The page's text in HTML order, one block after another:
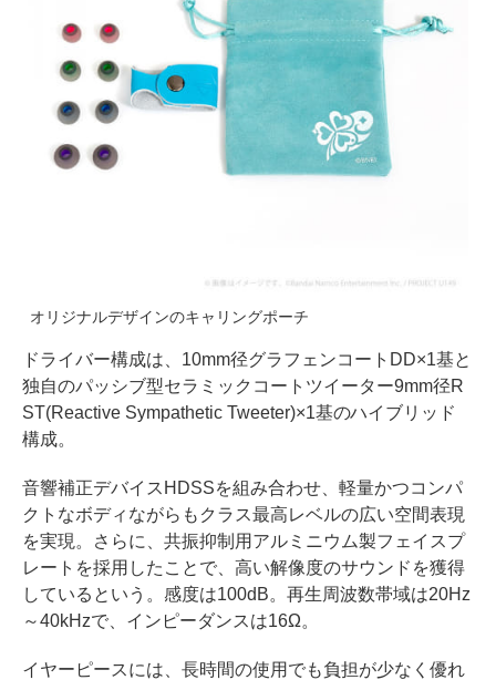
オリジナルデザインのキャリングポーチ
ドライバー構成は、10mm径グラフェンコートDD×1基と
独自のパッシブ型セラミックコートツイーター9mm径R
ST(Reactive Sympathetic Tweeter)×1基のハイブリッド
構成。
音響補正デバイスHDSSを組み合わせ、軽量かつコンパ
クトなボディながらもクラス最高レベルの広い空間表現
を実現。さらに、共振抑制用アルミニウム製フェイスプ
レートを採用したことで、高い解像度のサウンドを獲得
しているという。感度は100dB。再生周波数帯域は20Hz
～40kHzで、インピーダンスは16Ω。
イヤーピースには、長時間の使用でも負担が少なく優れ